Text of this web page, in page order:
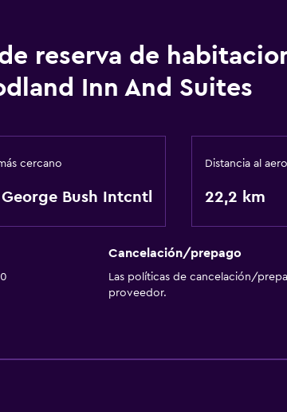
reserva de
Inn And Suites
cercano
Bush Intcntl
Distancia al
22,2 km
Cancelación/prepago
Las políticas de cancelación/
proveedor.